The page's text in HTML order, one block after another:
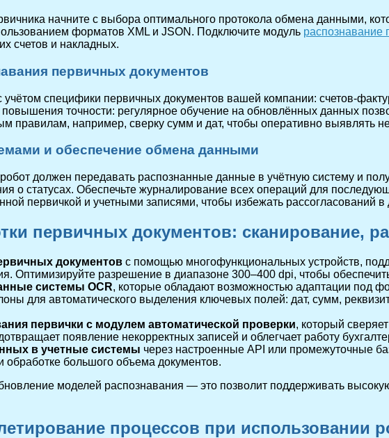
начните с выбора оптимального протокола обмена данными,
форматов XML и JSON. Подключите модуль распознавание
счетов и накладных.
первичных документов
специфики первичных документов вашей компании: счетов-
точности: регулярное обучение на обновлённых данных
правилам, например, сверку сумм и дат, чтобы оперативно выявлять
и обеспечение обмена данными
должен передавать распознанные данные в учётную систему и
о статусах. Обеспечьте журналирование всех операций для
первичкой и учетными записями, чтобы избежать рассогласований
первичных документов: сканирование,
документов с помощью многофункциональных устройств,
Оптимизируйте разрешение в диапазоне 300–400 dpi, чтобы
системы OCR, которые обладают возможностью адаптации под
для автоматического выделения ключевых полей: дат, сумм,
первички с модулем автоматической проверки, который
появление некорректных записей и облегчает работу
в учетные системы через настроенные API или промежуточные
обработке большого объема документов.
моделей распознавания — это позволит поддерживать
процессов при использовании